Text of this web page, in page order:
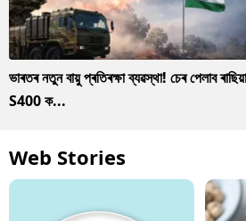
ভাৰতৰ নতুন বায়ু প্ৰতিৰক্ষা ব্যৱস্থা! চেৰ পেলাব
S400 ক...
Web Stories